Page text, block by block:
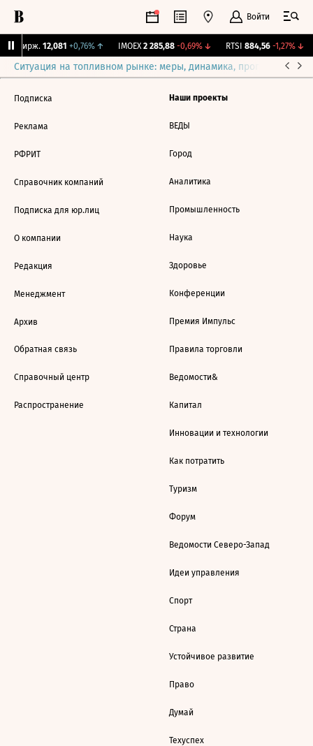
Войти
Бирж. 12,081 +0,76%↑ IMOEX 2 285,88 -0,69%↓ RTSI 884,56 -1,27%↓
Ситуация на топливном рынке: меры, динамика, прогнозы
Подписка
Реклама
РФРИТ
Справочник компаний
Подписка для юр.лиц
О компании
Редакция
Менеджмент
Архив
Обратная связь
Справочный центр
Распространение
Наши проекты
ВЕДЫ
Город
Аналитика
Промышленность
Наука
Здоровье
Конференции
Премия Импульс
Правила торговли
Ведомости&
Капитал
Инновации и технологии
Как потратить
Туризм
Форум
Ведомости Северо-Запад
Идеи управления
Спорт
Страна
Устойчивое развитие
Право
Думай
Техуспех